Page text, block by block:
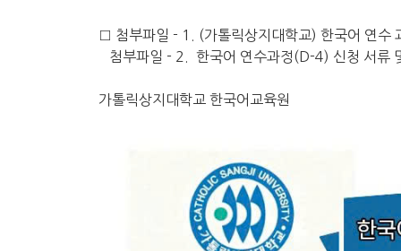
□ 첨부파일 - 1. (가톨릭상지대학교) 한국어 연
첨부파일 - 2. 한국어 연수과정(D-4) 신청 서류
가톨릭상지대학교 한국어교육원